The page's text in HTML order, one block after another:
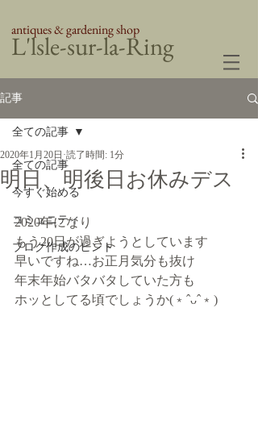
​L'lsle-sur-la-Ring
antiques & gardening shop
記事
全ての記事
今すぐ始める
コミュニティ
ブログ作成のヒント
全ての記事
明日、明後日お休みデス
2020年1月20日 読了時間: 1分
2020年になり
もう20日が過ぎようとしています
早いですね…お正月気分も抜け
年末年始バタバタしていた方も
ホッとしてる頃でしょうか(﹡ˆᴗˆ﹡)